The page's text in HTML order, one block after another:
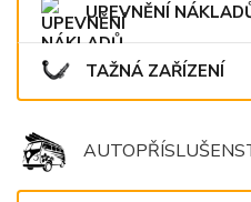
UPEVNĚNÍ
TAŽNÁ ZAŘÍZENÍ